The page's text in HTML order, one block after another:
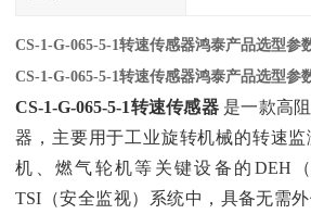
CS-1-G-065-5-1转速传感器鸿泰产品选型参
CS-1-G-065-5-1转速传感器鸿泰产品选型参
CS-1-G-065-5-1转速传感器 是一款高
器，主要用于工业旋转机械的转速
机、燃气轮机等关键设备的DEH
TSI（安全监视）系统中，具备无需